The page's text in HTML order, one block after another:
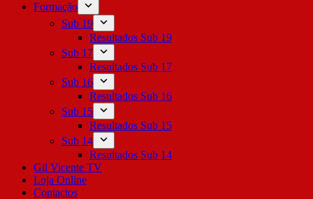
Formação
Sub 19
Resultados Sub 19
Sub 17
Resultados Sub 17
Sub 16
Resultados Sub 16
Sub 15
Resultados Sub 15
Sub 14
Resultados Sub 14
Gil Vicente TV
Loja Online
Contactos